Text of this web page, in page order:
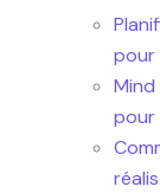
pour
pour